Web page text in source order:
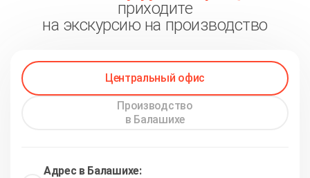
приходите
на экскурсию на производство
Центральный офис
Производство
в Балашихе
Адрес в Балашихе: